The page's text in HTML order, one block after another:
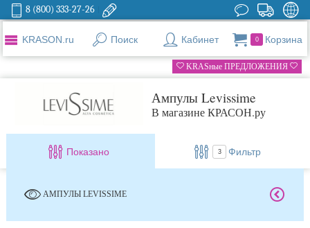
8 (800) 333-27-26
KRASON.ru Поиск Кабинет 0 Корзина
KRASные ПРЕДЛОЖЕНИЯ
Ампулы Levissime
В магазине КРАСОН.ру
Показано 3 Фильтр
АМПУЛЫ LEVISSIME